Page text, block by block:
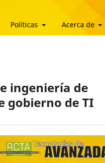
Políticas Acerca de
ingeniería de
gobierno de TI